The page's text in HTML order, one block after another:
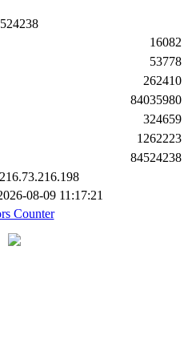
524238
16082
53778
262410
84035980
324659
1262223
84524238
08-09 11:17:21
Counter